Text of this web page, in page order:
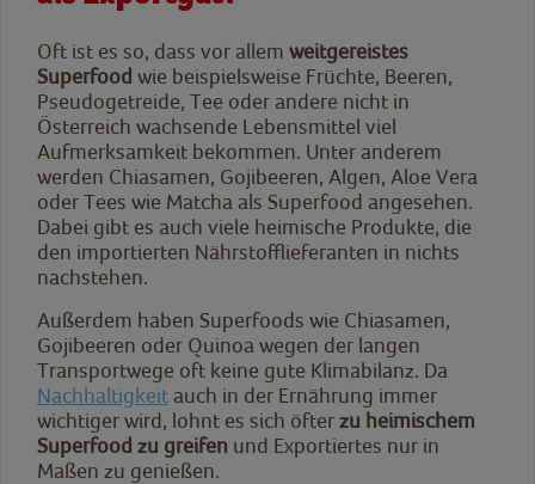
Oft ist es so, dass vor allem weitgereistes
Superfood wie beispielsweise Früchte, Beeren,
Pseudogetreide, Tee oder andere nicht in
Österreich wachsende Lebensmittel viel
Aufmerksamkeit bekommen. Unter anderem
werden Chiasamen, Gojibeeren, Algen, Aloe Vera
oder Tees wie Matcha als Superfood angesehen.
Dabei gibt es auch viele heimische Produkte, die
den importierten Nährstofflieferanten in nichts
nachstehen.
Außerdem haben Superfoods wie Chiasamen,
Gojibeeren oder Quinoa wegen der langen
Transportwege oft keine gute Klimabilanz. Da
Nachhaltigkeit auch in der Ernährung immer
wichtiger wird, lohnt es sich öfterzu heimischem
Superfood zu greifen und Exportiertes nur in
Maßen zu genießen.